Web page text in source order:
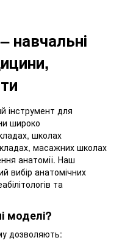
навчальні
інструмент для
широко
школах
масажних школах
анатомії. Наш
вибір анатомічних
та
моделі?
дозволяють: